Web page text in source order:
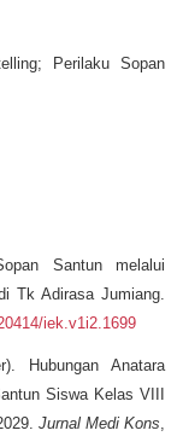
Perilaku Sopan
Santun melalui
Tk Adirasa Jumiang.
iek.v1i2.1699
Hubungan Anatara
Siswa Kelas VIII
Jurnal Medi Kons,